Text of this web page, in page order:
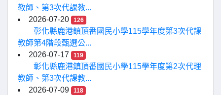
教師、第3次代課教...
2026-07-20
126
彰化縣鹿港鎮頂番國民小學115學年度第3次代課
教師第4階段甄選公...
2026-07-17
119
彰化縣鹿港鎮頂番國民小學115學年度第2次代理
教師、第3次代課教...
2026-07-09
118